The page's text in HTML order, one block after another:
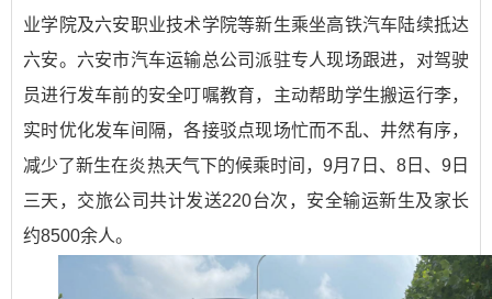
业学院及六安职业技术学院等新生乘坐高铁汽车陆续抵达
六安。六安市汽车运输总公司派驻专人现场跟进，对驾驶
员进行发车前的安全叮嘱教育，主动帮助学生搬运行李，
实时优化发车间隔，各接驳点现场忙而不乱、井然有序，
减少了新生在炎热天气下的候乘时间，9月7日、8日、9日
三天，交旅公司共计发送220台次，安全输运新生及家长
约8500余人。